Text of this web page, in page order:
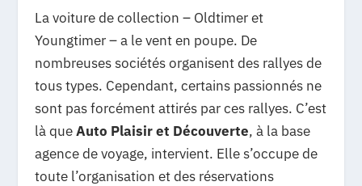
La voiture de collection – Oldtimer et
Youngtimer – a le vent en poupe. De
nombreuses sociétés organisent des rallyes de
tous types. Cependant, certains passionnés ne
sont pas forcément attirés par ces rallyes. C’est
là queAuto Plaisir et Découverte, à la base
agence de voyage, intervient. Elle s’occupe de
toute l’organisation et des réservations